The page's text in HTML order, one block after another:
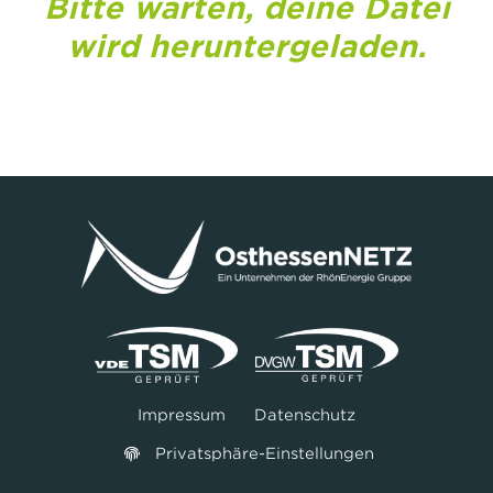
Bitte warten, deine Datei
wird heruntergeladen.
Impressum Datenschutz
Privatsphäre-Einstellungen